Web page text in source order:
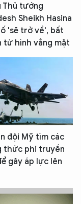
Thủ tướng
Sheikh Hasina
'sẽ trở về', bất
tử hình vắng mặt
đội Mỹ tìm các
thức phi truyền
gây áp lực lên